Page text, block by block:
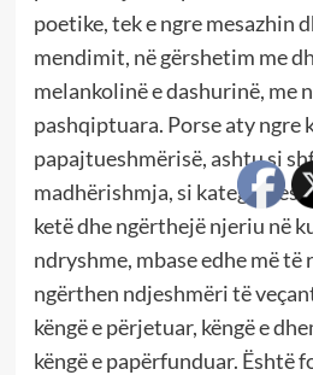
poetike, tek e ngre mesazhin
mendimit, në gërshetim me
melankolinë e dashurinë, me
pashqiptuara. Porse aty ngre
papajtueshmërisë, ashtu si
madhërishmja, si kategori
ketë dhe ngërthejë njeriu në
ndryshme, mbase edhe më të
ngërthen ndjeshmëri të
këngë e përjetuar, këngë e
këngë e papërfunduar. Është